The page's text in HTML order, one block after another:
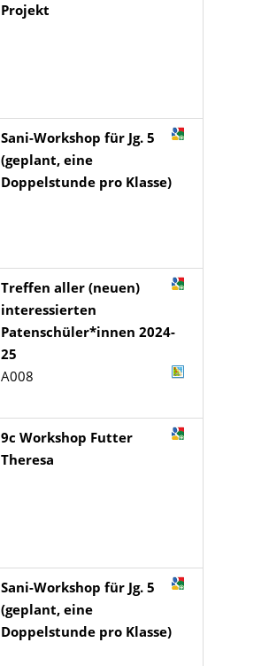
Projekt
Sani-Workshop für Jg. 5
(geplant, eine
Doppelstunde pro Klasse)
Treffen aller (neuen)
interessierten
Patenschüler*innen 2024-
25
A008
9c Workshop Futter
Theresa
Sani-Workshop für Jg. 5
(geplant, eine
Doppelstunde pro Klasse)